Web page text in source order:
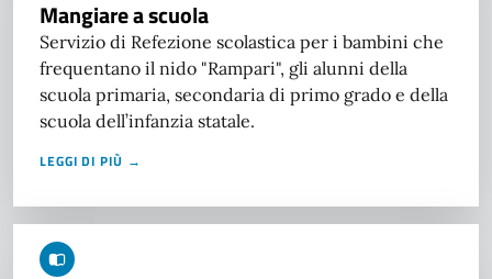
Mangiare a scuola
Servizio di Refezione scolastica per i bambini che
frequentano il nido "Rampari", gli alunni della
scuola primaria, secondaria di primo grado e della
scuola dell’infanzia statale.
LEGGI DI PIÙ →